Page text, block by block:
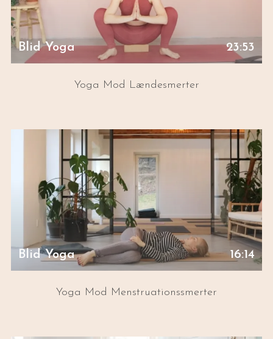
Blid Yoga 23:53
Yoga Mod Lændesmerter
Blid Yoga 16:14
Yoga Mod Menstruationssmerter